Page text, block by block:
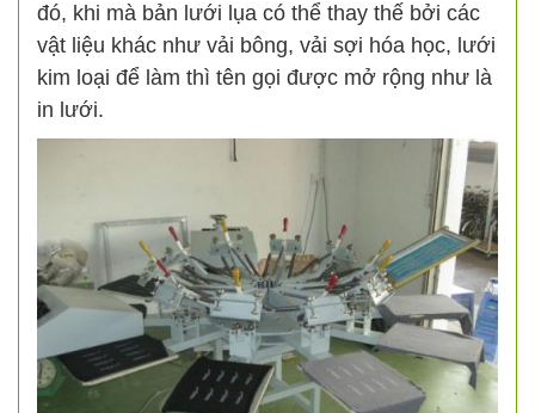
đó, khi mà bản lưới lụa có thể thay thế bởi các
vật liệu khác như vải bông, vải sợi hóa học, lưới
kim loại để làm thì tên gọi được mở rộng như là
in lưới.